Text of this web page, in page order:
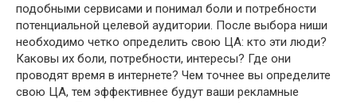
подобными сервисами и понимал боли и потребности
потенциальной целевой аудитории. После выбора ниши
необходимо четко определить свою ЦА: кто эти люди?
Каковы их боли, потребности, интересы? Где они
проводят время в интернете? Чем точнее вы определите
свою ЦА, тем эффективнее будут ваши рекламные